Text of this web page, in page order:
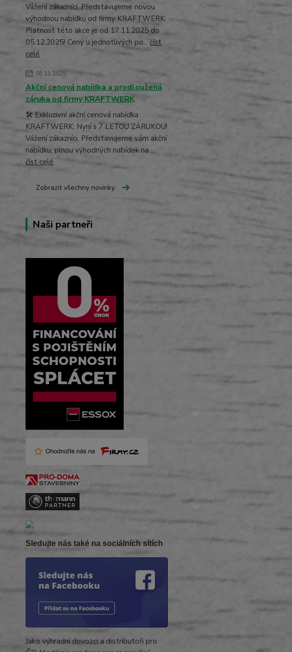
Vážení zákaznící, Představujeme novou
výhodnou nabídku od firmy KRAFTWERK.
Platnost této akce je od 17.11.2025 do
05.12.2025! Ceny u jednotlivých po... číst
celé
05.11.2025
Akční cenová nabídka a prodloužená
záruka od firmy KRAFTWERK
🛠️ Exkluzivní akční cenová nabídka
KRAFTWERK: Nyní s 7 LETOU ZÁRUKOU!
Vážení zákazníci, Představujeme vám akční
nabídku, plnou výhodných nabídek na ...
číst celé
Zobrazit všechny novinky
Naši partneři
Sledujte nás také na sociálních sítích
Jako výhradní dovozci a distributoři pro